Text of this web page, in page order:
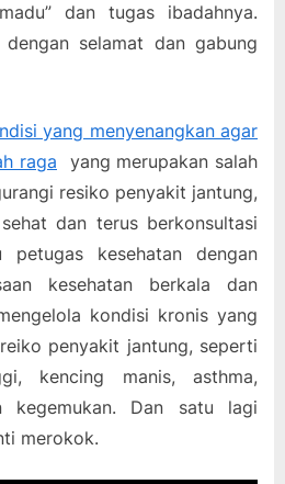
dan tugas ibadahnya.
selamat dan gabung
yang menyenangkan agar
raga yang merupakan salah
resiko penyakit jantung,
dan terus berkonsultasi
kesehatan dengan
kesehatan berkala dan
kondisi kronis yang
penyakit jantung, seperti
kencing manis, asthma,
kegemukan. Dan satu lagi
merokok.